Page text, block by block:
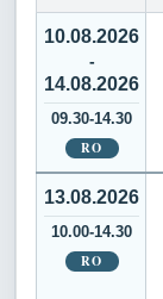
10.08.2026
-
14.08.2026
09.30-14.30
RO
13.08.2026
10.00-14.30
RO